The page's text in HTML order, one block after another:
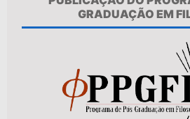
GRADUAÇÃO EM